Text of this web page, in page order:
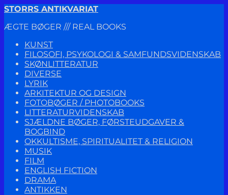
Spring
navigation
Spring
indhold
STORRS ANTIKVARIAT
ÆGTE BØGER /// REAL BOOKS
KUNST
FILOSOFI, PSYKOLOGI & SAMFUNDSVIDENSKAB
SKØNLITTERATUR
DIVERSE
LYRIK
ARKITEKTUR OG DESIGN
FOTOBØGER / PHOTOBOOKS
LITTERATURVIDENSKAB
SJÆLDNE BØGER, FØRSTEUDGAVER &
BOGBIND
OKKULTISME, SPIRITUALITET & RELIGION
MUSIK
FILM
ENGLISH FICTION
DRAMA
ANTIKKEN